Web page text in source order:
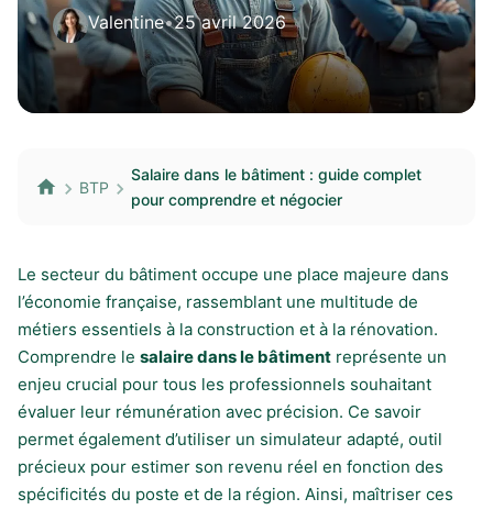
Valentine•25 avril 2026
BTP
Salaire dans le bâtiment : guide complet
pour comprendre et négocier
Le secteur du bâtiment occupe une place majeure dans
l’économie française, rassemblant une multitude de
métiers essentiels à la construction et à la rénovation.
Comprendre le salaire dans le bâtiment représente un
enjeu crucial pour tous les professionnels souhaitant
évaluer leur rémunération avec précision. Ce savoir
permet également d’utiliser un simulateur adapté, outil
précieux pour estimer son revenu réel en fonction des
spécificités du poste et de la région. Ainsi, maîtriser ces